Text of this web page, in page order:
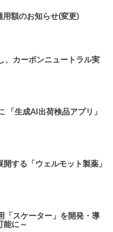
額のお知らせ(変更)
、カーボンニュートラル実
「生成AI出荷検品アプリ」
する「ウェルモット製薬」
「スケーター」を開発・導
能に～